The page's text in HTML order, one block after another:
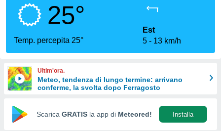
per
le
di
Web
25°
Temp. percepita 25°
Est
5
13 km/h
Ultim'ora.
Meteo, tendenza di lungo termine: arrivano
conferme, la svolta dopo Ferragosto
Scarica GRATIS la app di Meteored! Installa